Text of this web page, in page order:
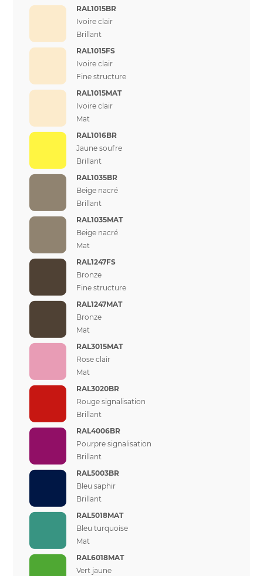
RAL1015BR
Ivoire clair
Brillant
RAL1015FS
Ivoire clair
Fine structure
RAL1015MAT
Ivoire clair
Mat
RAL1016BR
Jaune soufre
Brillant
RAL1035BR
Beige nacré
Brillant
RAL1035MAT
Beige nacré
Mat
RAL1247FS
Bronze
Fine structure
RAL1247MAT
Bronze
Mat
RAL3015MAT
Rose clair
Mat
RAL3020BR
Rouge signalisation
Brillant
RAL4006BR
Pourpre signalisation
Brillant
RAL5003BR
Bleu saphir
Brillant
RAL5018MAT
Bleu turquoise
Mat
RAL6018MAT
Vert jaune